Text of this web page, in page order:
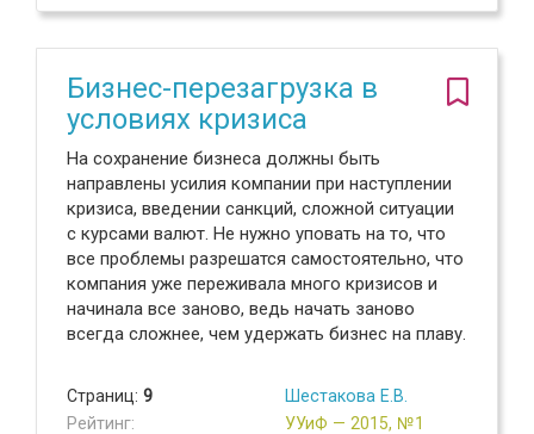
Бизнес-перезагрузка в
условиях кризиса
На сохранение бизнеса должны быть
направлены усилия компании при наступлении
кризиса, введении санкций, сложной ситуации
с курсами валют. Не нужно уповать на то, что
все проблемы разрешатся самостоятельно, что
компания уже переживала много кризисов и
начинала все заново, ведь начать заново
всегда сложнее, чем удержать бизнес на плаву.
Страниц: 9
Рейтинг:
Шестакова Е.В.
УУиФ — 2015, №1